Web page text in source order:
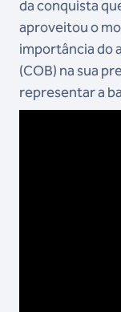
da conquista
aproveitou o
importância do
(COB) na sua
representar a